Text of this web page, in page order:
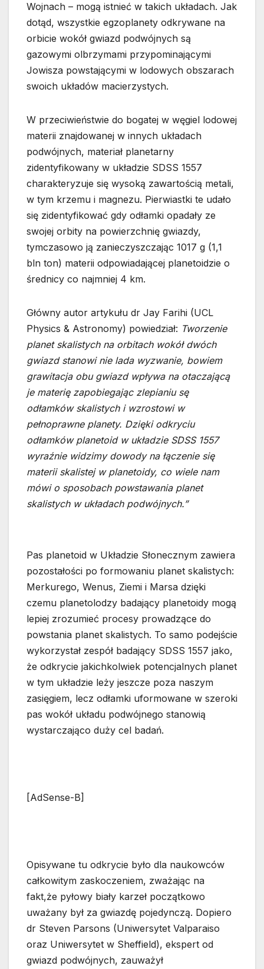
Wojnach – mogą istnieć w takich układach. Jak
dotąd, wszystkie egzoplanety odkrywane na
orbicie wokół gwiazd podwójnych są
gazowymi olbrzymami przypominającymi
Jowisza powstającymi w lodowych obszarach
swoich układów macierzystych.
W przeciwieństwie do bogatej w węgiel lodowej
materii znajdowanej w innych układach
podwójnych, materiał planetarny
zidentyfikowany w układzie SDSS 1557
charakteryzuje się wysoką zawartością metali,
w tym krzemu i magnezu. Pierwiastki te udało
się zidentyfikować gdy odłamki opadały ze
swojej orbity na powierzchnię gwiazdy,
tymczasowo ją zanieczyszczając 1017 g (1,1
bln ton) materii odpowiadającej planetoidzie o
średnicy co najmniej 4 km.
Główny autor artykułu dr Jay Farihi (UCL
Physics & Astronomy) powiedział: Tworzenie
planet skalistych na orbitach wokół dwóch
gwiazd stanowi nie lada wyzwanie, bowiem
grawitacja obu gwiazd wpływa na otaczającą
je materię zapobiegając zlepianiu sę
odłamków skalistych i wzrostowi w
pełnoprawne planety. Dzięki odkryciu
odłamków planetoid w układzie SDSS 1557
wyraźnie widzimy dowody na łączenie się
materii skalistej w planetoidy, co wiele nam
mówi o sposobach powstawania planet
skalistych w układach podwójnych.”
Pas planetoid w Układzie Słonecznym zawiera
pozostałości po formowaniu planet skalistych:
Merkurego, Wenus, Ziemi i Marsa dzięki
czemu planetolodzy badający planetoidy mogą
lepiej zrozumieć procesy prowadzące do
powstania planet skalistych. To samo podejście
wykorzystał zespół badający SDSS 1557 jako,
że odkrycie jakichkolwiek potencjalnych planet
w tym układzie leży jeszcze poza naszym
zasięgiem, lecz odłamki uformowane w szeroki
pas wokół układu podwójnego stanowią
wystarczająco duży cel badań.
[AdSense-B]
Opisywane tu odkrycie było dla naukowców
całkowitym zaskoczeniem, zważając na
fakt,że pyłowy biały karzeł początkowo
uważany był za gwiazdę pojedynczą. Dopiero
dr Steven Parsons (Uniwersytet Valparaiso
oraz Uniwersytet w Sheffield), ekspert od
gwiazd podwójnych, zauważył